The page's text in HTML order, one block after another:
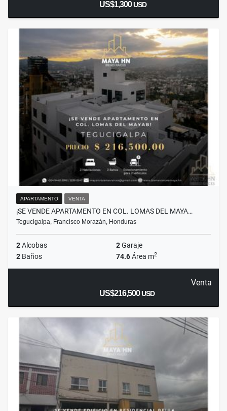
US$1,300USD
APARTAMENTO VENTA
¡SE VENDE APARTAMENTO EN COL. LOMAS DEL MAYA…
Tegucigalpa, Francisco Morazán, Honduras
2Alcobas 2Garaje
2 Baños 74.6Área m2
Venta
US$216,500USD